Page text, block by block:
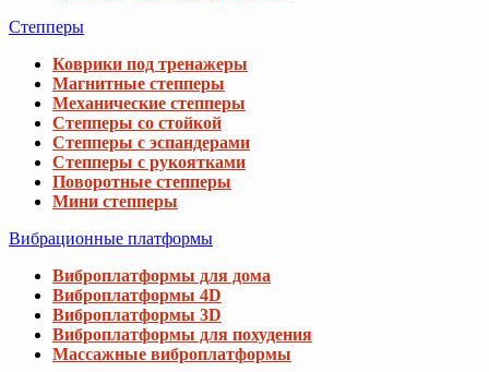
Степперы
Коврики под тренажеры
Магнитные степперы
Механические степперы
Степперы со стойкой
Степперы с эспандерами
Степперы с рукоятками
Поворотные степперы
Мини степперы
Вибрационные платформы
Виброплатформы для дома
Виброплатформы 4D
Виброплатформы 3D
Виброплатформы для похудения
Массажные виброплатформы